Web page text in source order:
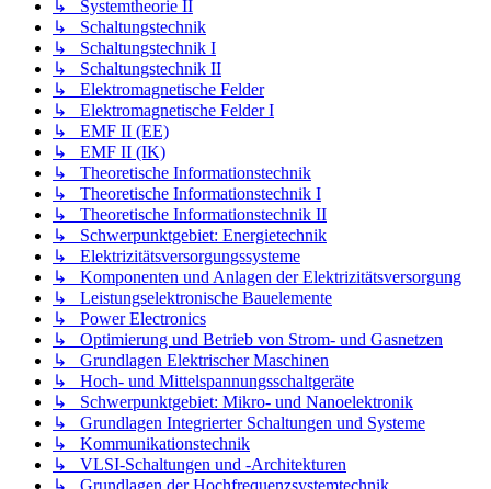
↳ Systemtheorie II
↳ Schaltungstechnik
↳ Schaltungstechnik I
↳ Schaltungstechnik II
↳ Elektromagnetische Felder
↳ Elektromagnetische Felder I
↳ EMF II (EE)
↳ EMF II (IK)
↳ Theoretische Informationstechnik
↳ Theoretische Informationstechnik I
↳ Theoretische Informationstechnik II
↳ Schwerpunktgebiet: Energietechnik
↳ Elektrizitätsversorgungssysteme
↳ Komponenten und Anlagen der Elektrizitätsversorgung
↳ Leistungselektronische Bauelemente
↳ Power Electronics
↳ Optimierung und Betrieb von Strom- und Gasnetzen
↳ Grundlagen Elektrischer Maschinen
↳ Hoch- und Mittelspannungsschaltgeräte
↳ Schwerpunktgebiet: Mikro- und Nanoelektronik
↳ Grundlagen Integrierter Schaltungen und Systeme
↳ Kommunikationstechnik
↳ VLSI-Schaltungen und -Architekturen